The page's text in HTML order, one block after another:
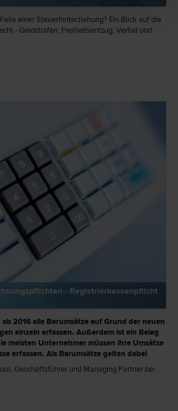
einer Steuerhinterziehung? Ein Blick auf die
- Geldstrafen, Freiheitsentzug, Verfall und
- Registrierkassenpflicht
2016 alle Barumsätze auf Grund der neuen
einzeln erfassen. Außerdem ist ein Beleg
meisten Unternehmer müssen ihre Umsätze
erfassen. Als Barumsätze gelten dabei
oder Kreditkarten, mit Gutscheinen,
Geschäftsführer und Managing Partner bei